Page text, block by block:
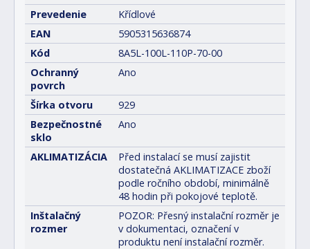
Prevedenie
Křídlové
EAN
5905315636874
Kód
8A5L-100L-110P-70-00
Ochranný
povrch
Ano
Šírka otvoru
929
Bezpečnostné
sklo
Ano
AKLIMATIZÁCIA
Před instalací se musí zajistit
dostatečná AKLIMATIZACE zboží
podle ročního období, minimálně
48 hodin při pokojové teplotě.
Inštalačný
rozmer
POZOR: Přesný instalační rozměr je
v dokumentaci, označení v
produktu není instalační rozměr.